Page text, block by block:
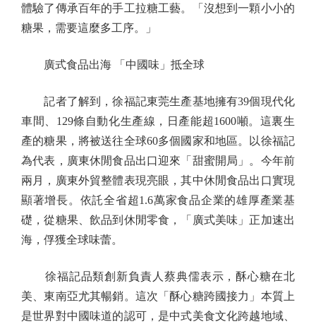
體驗了傳承百年的手工拉糖工藝。「沒想到一顆小小的
糖果，需要這麼多工序。」
廣式食品出海 「中國味」抵全球
記者了解到，徐福記東莞生產基地擁有39個現代化
車間、129條自動化生產線，日產能超1600噸。這裏生
產的糖果，將被送往全球60多個國家和地區。以徐福記
為代表，廣東休閒食品出口迎來「甜蜜開局」。今年前
兩月，廣東外貿整體表現亮眼，其中休閒食品出口實現
顯著增長。依託全省超1.6萬家食品企業的雄厚產業基
礎，從糖果、飲品到休閒零食，「廣式美味」正加速出
海，俘獲全球味蕾。
徐福記品類創新負責人蔡典儒表示，酥心糖在北
美、東南亞尤其暢銷。這次「酥心糖跨國接力」本質上
是世界對中國味道的認可，是中式美食文化跨越地域、